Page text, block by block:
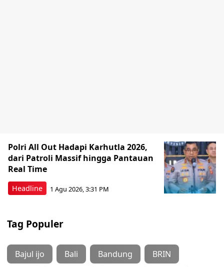
Headline
Polri All Out Hadapi Karhutla 2026,
dari Patroli Massif hingga Pantauan
Real Time
1 Agu 2026, 3:31 PM
Tag Populer
Bajul ijo Bali Bandung BRIN